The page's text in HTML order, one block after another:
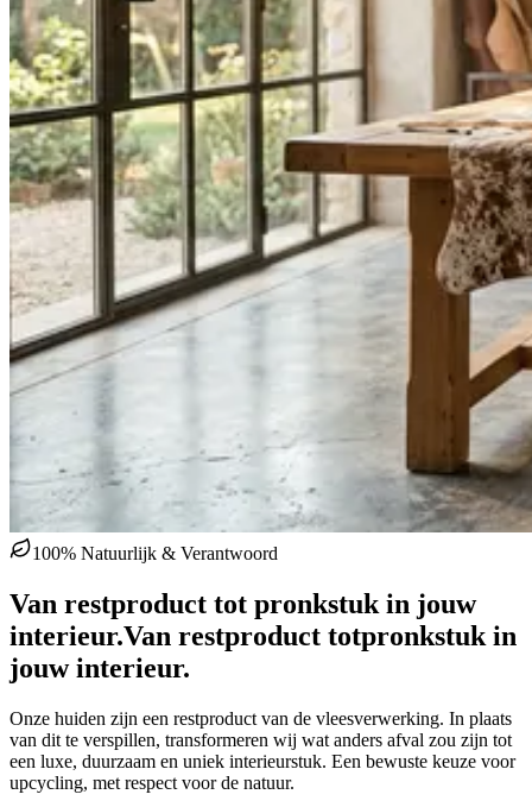
100% Natuurlijk & Verantwoord
Van restproduct tot pronkstuk in jouw
interieur.Van restproduct totpronkstuk in
jouw interieur.
Onze huiden zijn een restproduct van de vleesverwerking. In plaats
van dit te verspillen, transformeren wij wat anders afval zou zijn tot
een luxe, duurzaam en uniek interieurstuk. Een bewuste keuze voor
upcycling, met respect voor de natuur.